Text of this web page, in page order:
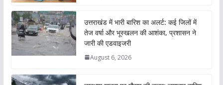
उत्तराखंड में भारी बारिश का अलर्ट: कई जिलों में
तेज वर्षा और भूस्खलन की आशंका, प्रशासन ने
जारी की एडवाइजरी
August 6, 2026